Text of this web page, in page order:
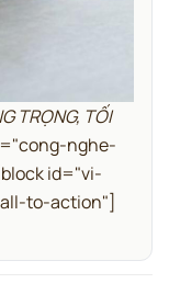
TRỌNG, TỐI
nghe-
id="vi-
to-action"]